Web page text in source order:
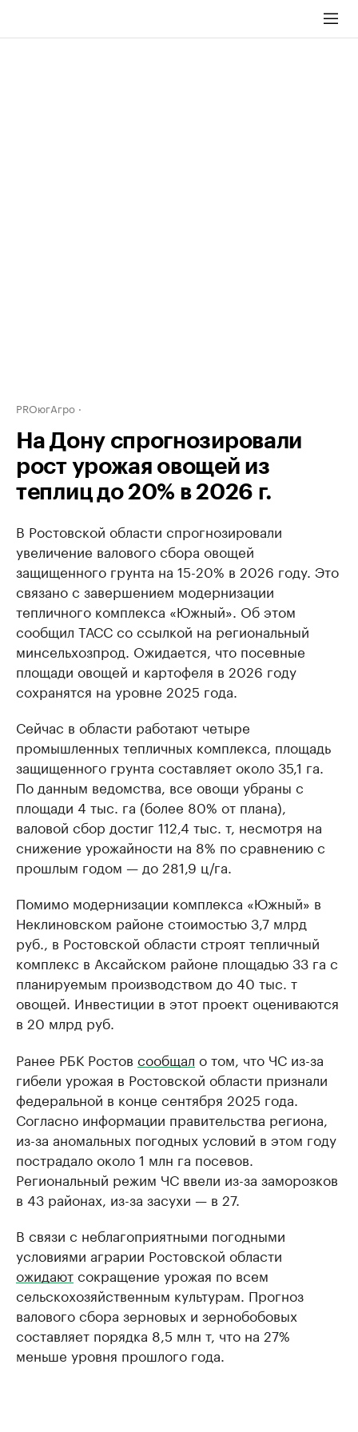
PROюгАгро
На Дону спрогнозировали
рост урожая овощей из
теплиц до 20% в 2026 г.
В Ростовской области спрогнозировали
увеличение валового сбора овощей
защищенного грунта на 15-20% в 2026 году. Это
связано с завершением модернизации
тепличного комплекса «Южный». Об этом
сообщил ТАСС со ссылкой на региональный
минсельхозпрод. Ожидается, что посевные
площади овощей и картофеля в 2026 году
сохранятся на уровне 2025 года.
Сейчас в области работают четыре
промышленных тепличных комплекса, площадь
защищенного грунта составляет около 35,1 га.
По данным ведомства, все овощи убраны с
площади 4 тыс. га (более 80% от плана),
валовой сбор достиг 112,4 тыс. т, несмотря на
снижение урожайности на 8% по сравнению с
прошлым годом — до 281,9 ц/га.
Помимо модернизации комплекса «Южный» в
Неклиновском районе стоимостью 3,7 млрд
руб., в Ростовской области строят тепличный
комплекс в Аксайском районе площадью 33 га с
планируемым производством до 40 тыс. т
овощей. Инвестиции в этот проект оцениваются
в 20 млрд руб.
Ранее РБК Ростов сообщал о том, что ЧС из-за
гибели урожая в Ростовской области признали
федеральной в конце сентября 2025 года.
Согласно информации правительства региона,
из-за аномальных погодных условий в этом году
пострадало около 1 млн га посевов.
Региональный режим ЧС ввели из-за заморозков
в 43 районах, из-за засухи — в 27.
В связи с неблагоприятными погодными
условиями аграрии Ростовской области
ожидаютсокращение урожая по всем
сельскохозяйственным культурам. Прогноз
валового сбора зерновых и зернобобовых
составляет порядка 8,5 млн т, что на 27%
меньше уровня прошлого года.